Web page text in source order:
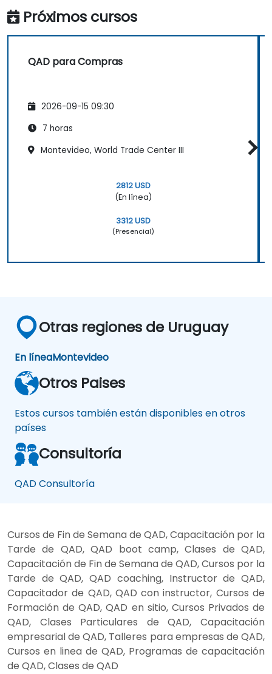
entrega y niveles de inventario para
tomar decisiones fundamentadas.
Próximos cursos
QAD para Compras
2026-09-15 09:30
7 horas
Montevideo, World Trade Center III
2812 USD
(En línea)
3312 USD
(Presencial)
Otras regiones de Uruguay
En líneaMontevideo
Otros Paises
Estos cursos también están disponibles en otros
países
Consultoría
QAD Consultoría
Cursos de Fin de Semana de QAD, Capacitación por la
Tarde de QAD, QAD boot camp, Clases de QAD,
Capacitación de Fin de Semana de QAD, Cursos por la
Tarde de QAD, QAD coaching, Instructor de QAD,
Capacitador de QAD, QAD con instructor, Cursos de
Formación de QAD, QAD en sitio, Cursos Privados de
QAD, Clases Particulares de QAD, Capacitación
empresarial de QAD, Talleres para empresas de QAD,
Cursos en linea de QAD, Programas de capacitación
de QAD, Clases de QAD